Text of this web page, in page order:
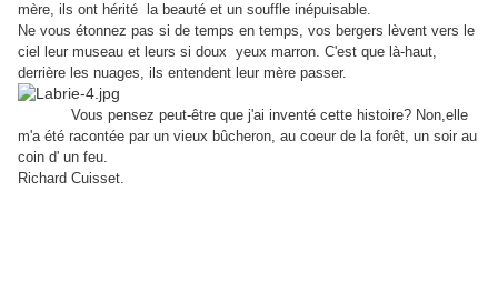
mère, ils ont hérité la beauté et un souffle inépuisable.
Ne vous étonnez pas si de temps en temps, vos bergers lèvent vers le
ciel leur museau et leurs si doux yeux marron. C'est que là-haut,
derrière les nuages, ils entendent leur mère passer.
Vous pensez peut-être que j'ai inventé cette histoire? Non,elle
m'a été racontée par un vieux bûcheron, au coeur de la forêt, un soir au
coin d' un feu.
Richard Cuisset.